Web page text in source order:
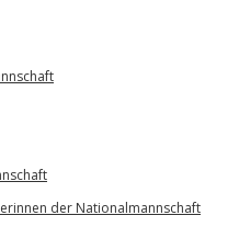
der Nationalmannschaft